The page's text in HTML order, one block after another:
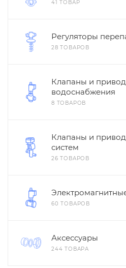
41 ТОВАР
Регуляторы
28 ТОВАРОВ
Клапаны и
водоснабжения
8 ТОВАРОВ
Клапаны и
систем
26 ТОВАРОВ
60 ТОВАРОВ
Аксессуары
244 ТОВАРА